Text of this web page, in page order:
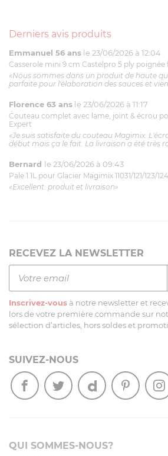
Derniers avis produits
Emmanuel 56 ans le 23/06/2026 à 12:04
Casserole mini 9 cm Castelpro 5 ply poignée
«Nous sommes dans un produit de haute
parfaite pour l'élaboration des sauces et
Florence 63 ans le 23/06/2026 à 11:17
Couteau complet avec lame, joint & écrou
Expert
«Je suis satisfaite du couteau Magimix.
début mais ça le fait. La livraison a été très
Bernard le 23/06/2026 à 09:43
Pale 1.1L pour Glacier Magimix 11031/121/123/124
«Excellent: produit et livraison»
RECEVEZ LA NEWSLETTER
Inscrivez-vous à notre newsletter et
lors de votre première commande sur
sélection d’articles, hors soldes et
SUIVEZ-NOUS
QUI SOMMES-NOUS?